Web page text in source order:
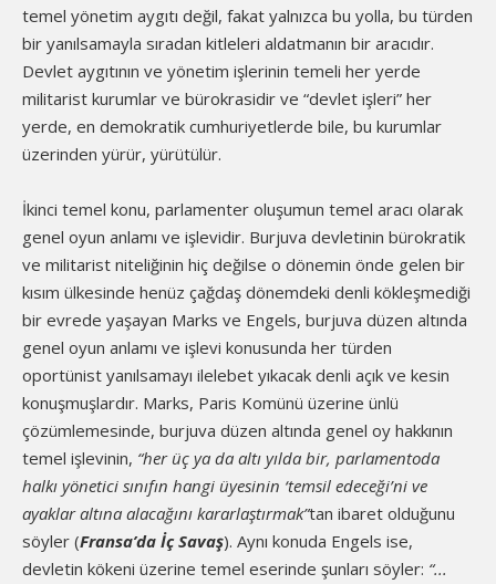
temel yönetim aygıtı değil, fakat yalnızca bu yolla, bu türden
bir yanılsamayla sıradan kitleleri aldatmanın bir aracıdır.
Devlet aygıtının ve yönetim işlerinin temeli her yerde
militarist kurumlar ve bürokrasidir ve “devlet işleri” her
yerde, en demokratik cumhuriyetlerde bile, bu kurumlar
üzerinden yürür, yürütülür.
İkinci temel konu, parlamenter oluşumun temel aracı olarak
genel oyun anlamı ve işlevidir. Burjuva devletinin bürokratik
ve militarist niteliğinin hiç değilse o dönemin önde gelen bir
kısım ülkesinde henüz çağdaş dönemdeki denli kökleşmediği
bir evrede yaşayan Marks ve Engels, burjuva düzen altında
genel oyun anlamı ve işlevi konusunda her türden
oportünist yanılsamayı ilelebet yıkacak denli açık ve kesin
konuşmuşlardır. Marks, Paris Komünü üzerine ünlü
çözümlemesinde, burjuva düzen altında genel oy hakkının
temel işlevinin, “her üç ya da altı yılda bir, parlamentoda
halkı yönetici sınıfın hangi üyesinin ‘temsil edeceği’ni ve
ayaklar altına alacağını kararlaştırmak”tan ibaret olduğunu
söyler (Fransa’da İç Savaş). Aynı konuda Engels ise,
devletin kökeni üzerine temel eserinde şunları söyler: “...